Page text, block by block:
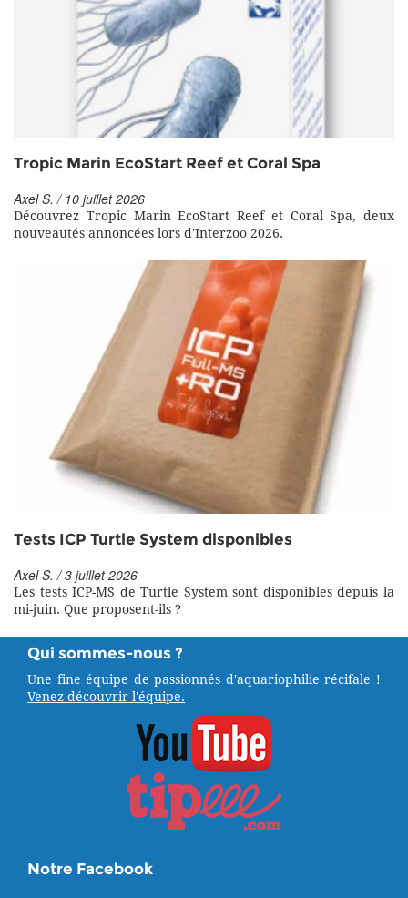
Tropic Marin EcoStart Reef et Coral Spa
Axel S. / 10 juillet 2026
Découvrez Tropic Marin EcoStart Reef et Coral Spa, deux
nouveautés annoncées lors d'Interzoo 2026.
Tests ICP Turtle System disponibles
Axel S. / 3 juillet 2026
Les tests ICP-MS de Turtle System sont disponibles depuis la
mi-juin. Que proposent-ils ?
Qui sommes-nous ?
Une fine équipe de passionnés d'aquariophilie récifale !
Venez découvrir l'équipe.
Notre Facebook